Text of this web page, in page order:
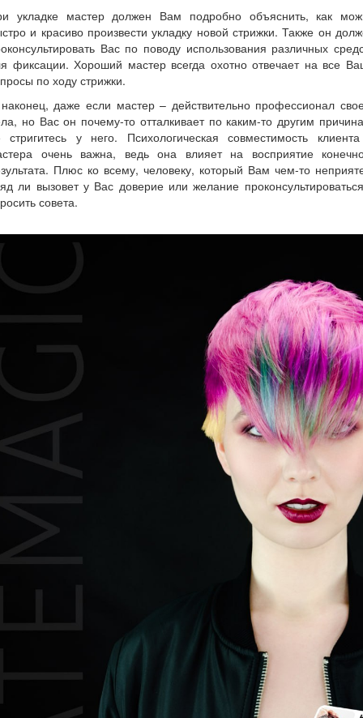
укладке мастер должен Вам подробно объяснить, как
и красиво произвести укладку новой стрижки. Также он
Вас по поводу использования различных
фиксации. Хороший мастер всегда охотно отвечает на все
по ходу стрижки.
даже если мастер – действительно профессионал
но Вас он почему-то отталкивает по каким-то другим
стригитесь у него. Психологическая совместимость
очень важна, ведь она влияет на восприятие
Плюс ко всему, человеку, который Вам чем-то
ли вызовет у Вас доверие или желание
совета.